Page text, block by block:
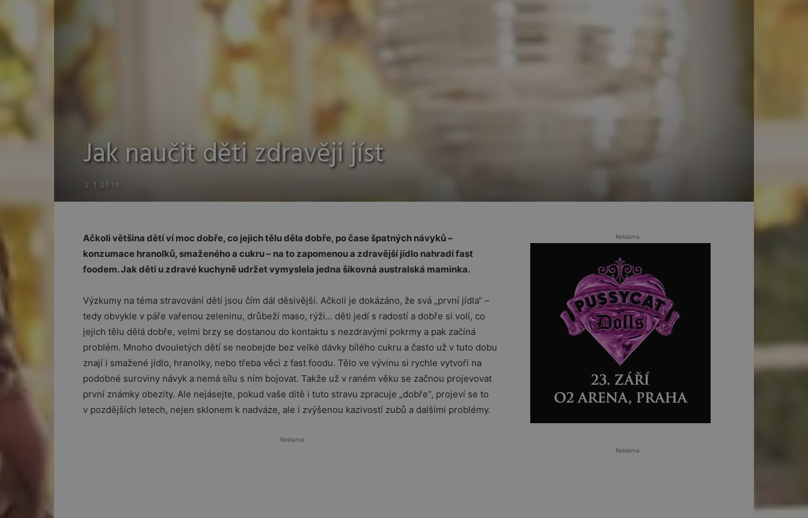
Jak naučit děti zdravěji jíst
2.1.2019
Ačkoli většina dětí ví moc dobře, co jejich tělu děla dobře, po čase špatných návyků –
konzumace hranolků, smaženého a cukru – na to zapomenou a zdravější jídlo nahradí fast
foodem. Jak děti u zdravé kuchyně udržet vymyslela jedna šikovná australská maminka.
Výzkumy na téma stravování dětí jsou čím dál děsivější. Ačkoli je dokázáno, že svá „první jídla“ –
tedy obvykle v páře vařenou zeleninu, drůbeží maso, rýži… děti jedí s radostí a dobře si volí, co
jejich tělu dělá dobře, velmi brzy se dostanou do kontaktu s nezdravými pokrmy a pak začíná
problém. Mnoho dvouletých dětí se neobejde bez velké dávky bílého cukru a často už v tuto dobu
znají i smažené jídlo, hranolky, nebo třeba věci z fast foodu. Tělo ve vývinu si rychle vytvoří na
podobné suroviny návyk a nemá sílu s ním bojovat. Takže už v raném věku se začnou projevovat
první známky obezity. Ale nejásejte, pokud vaše dítě i tuto stravu zpracuje „dobře“, projeví se to
v pozdějších letech, nejen sklonem k nadváze, ale i zvýšenou kazivostí zubů a dalšími problémy.
Reklama
Reklama
Reklama